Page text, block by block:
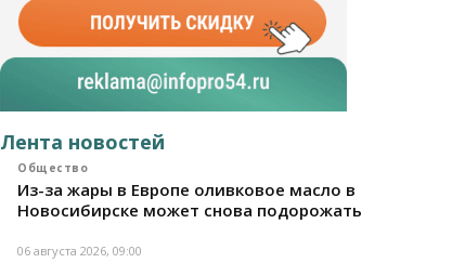
Лента новостей
Общество
Из-за жары в Европе оливковое масло в
Новосибирске может снова подорожать
06 августа 2026, 09:00